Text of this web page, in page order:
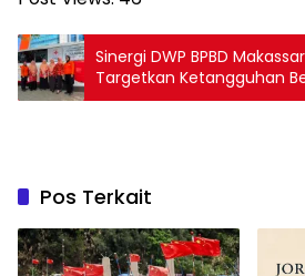
Sinergi DWP BPBD
Targetkan Ketangguhan
Keluarga
Pos Terkait